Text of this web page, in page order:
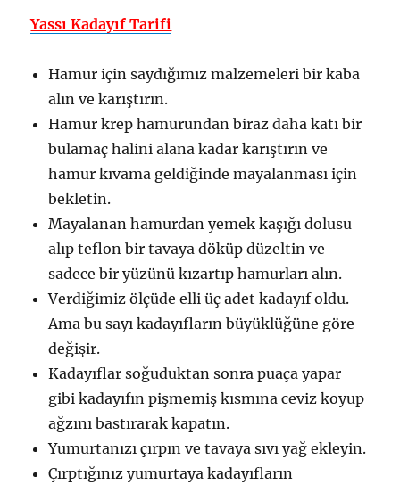
Yassı Kadayıf Tarifi
Hamur için saydığımız malzemeleri bir kaba
alın ve karıştırın.
Hamur krep hamurundan biraz daha katı bir
bulamaç halini alana kadar karıştırın ve
hamur kıvama geldiğinde mayalanması için
bekletin.
Mayalanan hamurdan yemek kaşığı dolusu
alıp teflon bir tavaya döküp düzeltin ve
sadece bir yüzünü kızartıp hamurları alın.
Verdiğimiz ölçüde elli üç adet kadayıf oldu.
Ama bu sayı kadayıfların büyüklüğüne göre
değişir.
Kadayıflar soğuduktan sonra puaça yapar
gibi kadayıfın pişmemiş kısmına ceviz koyup
ağzını bastırarak kapatın.
Yumurtanızı çırpın ve tavaya sıvı yağ ekleyin.
Çırptığınız yumurtaya kadayıfların